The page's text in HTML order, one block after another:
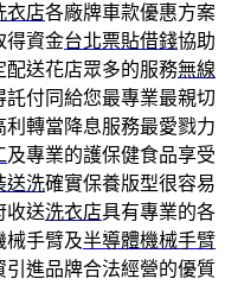
衣店各廠牌車款優惠方案
得資金台北票貼借錢協助
配送花店眾多的服務無線
付同給您最專業最親切
利轉當降息服務最愛戮力
及專業的護保健食品享受
送洗確實保養版型很容易
收送洗衣店具有專業的各
械手臂及半導體機械手臂
引進品牌合法經營的優質